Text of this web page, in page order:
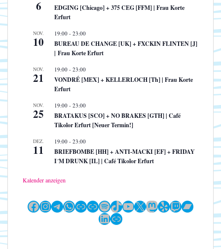
6
EDGING [Chicago] + 375 CEG [FFM] | Frau Korte
Erfurt
NOV.
10
19:00 - 23:00
BUREAU DE CHANGE [UK] + FXCKIN FLINTEN [J]
| Frau Korte Erfurt
NOV.
21
19:00 - 23:00
VONDRÉ [MEX] + KELLERLOCH [Th] | Frau Korte
Erfurt
NOV.
25
19:00 - 23:00
BRATAKUS [SCO] + NO BRAKES [GTH] | Café
Tikolor Erfurt [Neuer Termin!]
DEZ.
11
19:00 - 23:00
BRIEFBOMBE [HH] + ANTI-MACKI [EF] + FRIDAY
I´M DRUNK [IL] | Café Tikolor Erfurt
Kalender anzeigen
Facebook
Instagram
Telegram
WhatsApp
LinkLinkSpotify
TikTok
YouTube
X Mastodon
YelpTwitch
LinkedIn
Link